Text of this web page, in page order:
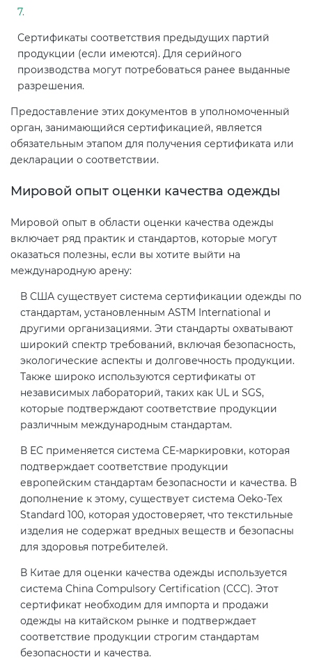
Сертификаты соответствия предыдущих партий
продукции (если имеются). Для серийного
производства могут потребоваться ранее выданные
разрешения.
Предоставление этих документов в уполномоченный
орган, занимающийся сертификацией, является
обязательным этапом для получения сертификата или
декларации о соответствии.
Мировой опыт оценки качества одежды
Мировой опыт в области оценки качества одежды
включает ряд практик и стандартов, которые могут
оказаться полезны, если вы хотите выйти на
международную арену:
В США существует система сертификации одежды по
стандартам, установленным ASTM International и
другими организациями. Эти стандарты охватывают
широкий спектр требований, включая безопасность,
экологические аспекты и долговечность продукции.
Также широко используются сертификаты от
независимых лабораторий, таких как UL и SGS,
которые подтверждают соответствие продукции
различным международным стандартам.
В ЕС применяется система CE-маркировки, которая
подтверждает соответствие продукции
европейским стандартам безопасности и качества. В
дополнение к этому, существует система Oeko-Tex
Standard 100, которая удостоверяет, что текстильные
изделия не содержат вредных веществ и безопасны
для здоровья потребителей.
В Китае для оценки качества одежды используется
система China Compulsory Certification (CCC). Этот
сертификат необходим для импорта и продажи
одежды на китайском рынке и подтверждает
соответствие продукции строгим стандартам
безопасности и качества.